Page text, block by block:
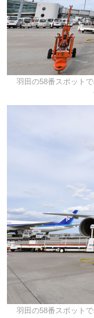
羽田の58番スポット
羽田の58番スポット